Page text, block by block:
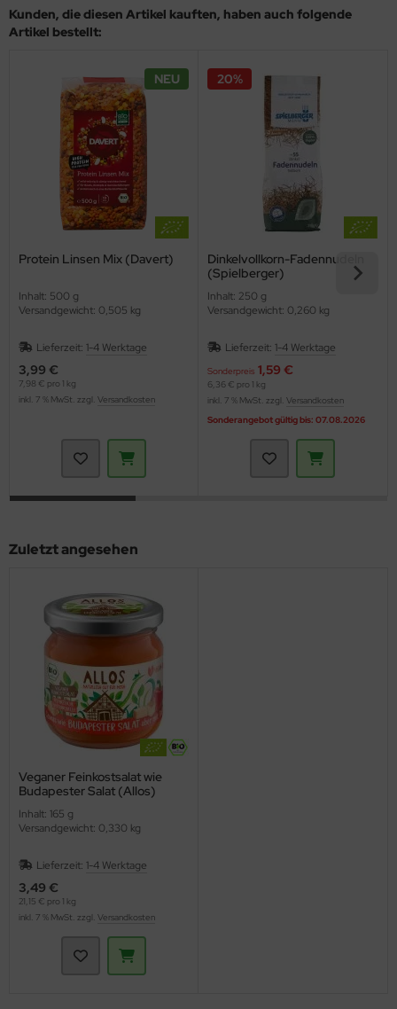
Kunden, die diesen Artikel kauften, haben auch folgende
Artikel bestellt:
NEU
Protein Linsen Mix (Davert)
Inhalt: 500 g
Versandgewicht: 0,505 kg
Lieferzeit: 1-4 Werktage
3,99 €
7,98 € pro 1 kg
inkl. 7 % MwSt. zzgl. Versandkosten
Dinkelvollkorn-Fadennudeln
(Spielberger)
Inhalt: 250 g
Versandgewicht: 0,260 kg
Lieferzeit: 1-4 Werktage
Sonderpreis 1,59 €
20%
6,36 € pro 1 kg
inkl. 7 % MwSt. zzgl. Versandkosten
Sonderangebot gültig bis: 07.08.2026
Zuletzt angesehen
Veganer Feinkostsalat wie
Budapester Salat (Allos)
Inhalt: 165 g
Versandgewicht: 0,330 kg
Lieferzeit: 1-4 Werktage
3,49 €
21,15 € pro 1 kg
inkl. 7 % MwSt. zzgl. Versandkosten